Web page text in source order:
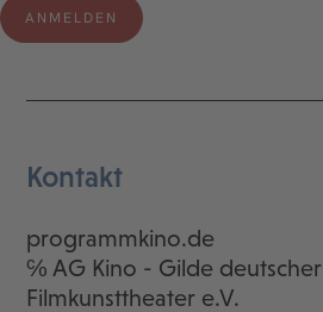
Kontakt
programmkino.de
℅ AG Kino - Gilde deutscher
Filmkunsttheater e.V.